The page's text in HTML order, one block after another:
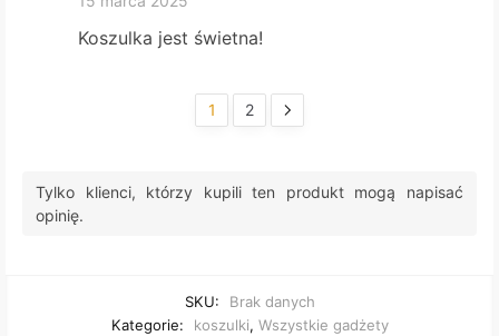
Koszulka jest świetna!
1 2
Tylko klienci, którzy kupili ten produkt mogą napisać
opinię.
SKU:
Brak danych
Kategorie:
koszulki, Wszystkie gadżety